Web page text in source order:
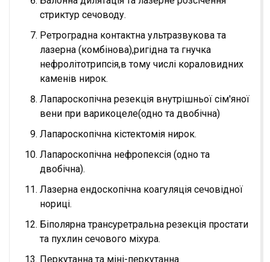
стриктур сечоводу.
Ретроградна контактна ультразвукова та
лазерна (комбінова),ригідна та гнучка
нефролітотрипсія,в тому числі кораловидних
каменів нирок.
Лапароскопічна резекція внутрішньої сім'яної
вени при варикоцеле(одно та двобічна)
Лапароскопічна кістектомія нирок.
Лапароскопічна нефропексія (одно та
двобічна).
Лазерна ендоскопічна коагуляція сечовідної
нориці.
Біполярна трансуретральна резекція простати
та пухлин сечового міхура.
Перкутанна та міні-перкутанна